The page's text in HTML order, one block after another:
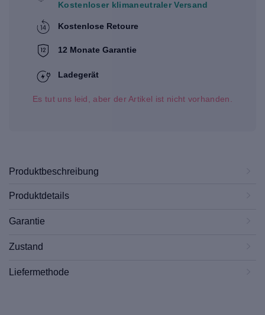
Kostenloser klimaneutraler Versand
Kostenlose Retoure
12 Monate Garantie
Ladegerät
Es tut uns leid, aber der Artikel ist nicht vorhanden.
Produktbeschreibung
Produktdetails
Garantie
Zustand
Liefermethode